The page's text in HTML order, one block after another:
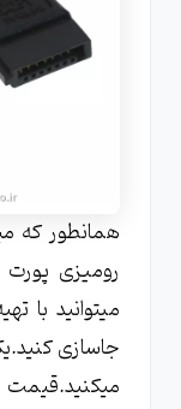
همانطور که
میتوانید با
جاسازی